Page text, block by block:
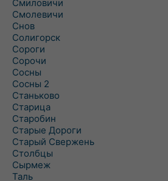
Смиловичи
Смолевичи
Снов
Солигорск
Сороги
Сорочи
Сосны
Сосны 2
Станьково
Старица
Старобин
Старые Дороги
Старый Свержень
Столбцы
Сырмеж
Таль